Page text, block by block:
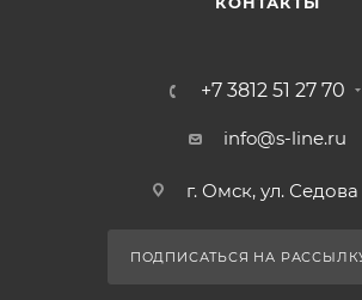
+7 3812 51 27 70
info@s-line.ru
г. Омск, ул. Седова
ПОДПИСАТЬСЯ НА